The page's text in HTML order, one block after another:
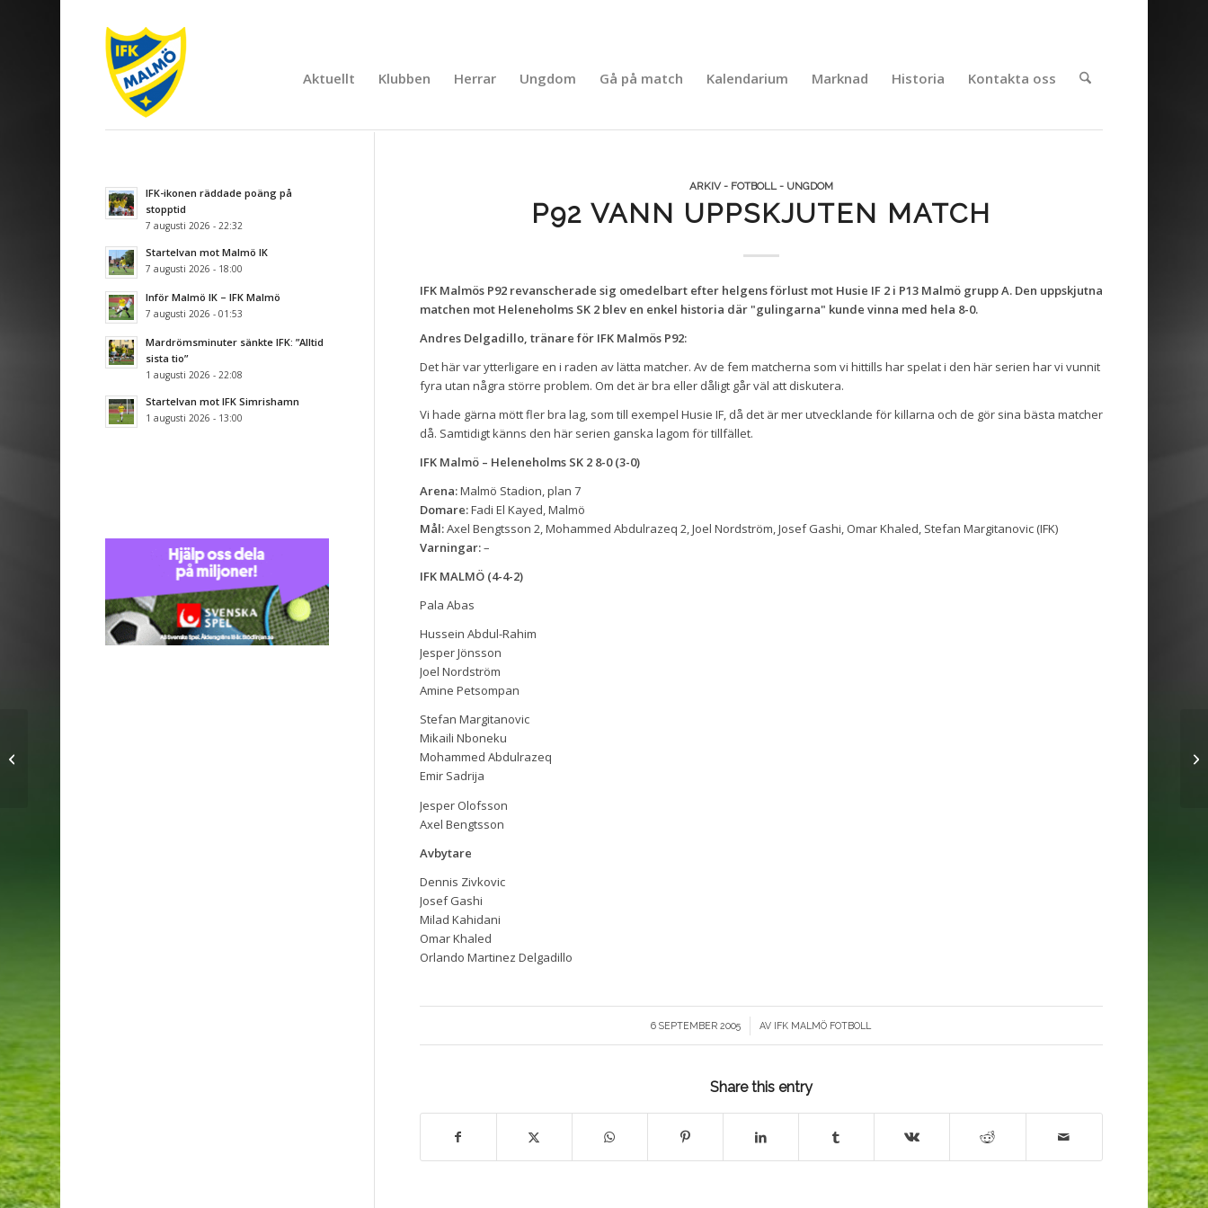
Aktuellt Klubben Herrar Ungdom Gå på match Kalendarium Marknad Historia Kontakta oss
ARKIV - FOTBOLL - UNGDOM
P92 VANN UPPSKJUTEN MATCH
IFK Malmös P92 revanscherade sig omedelbart efter helgens förlust mot Husie IF 2 i P13 Malmö grupp A. Den uppskjutna
matchen mot Heleneholms SK 2 blev en enkel historia där "gulingarna" kunde vinna med hela 8-0.
Andres Delgadillo, tränare för IFK Malmös P92:
Det här var ytterligare en i raden av lätta matcher. Av de fem matcherna som vi hittills har spelat i den här serien har vi vunnit
fyra utan några större problem. Om det är bra eller dåligt går väl att diskutera.
Vi hade gärna mött fler bra lag, som till exempel Husie IF, då det är mer utvecklande för killarna och de gör sina bästa matcher
då. Samtidigt känns den här serien ganska lagom för tillfället.
IFK Malmö – Heleneholms SK 2 8-0 (3-0)
Arena:Malmö Stadion, plan 7
Domare:Fadi El Kayed, Malmö
Mål:Axel Bengtsson 2, Mohammed Abdulrazeq 2, Joel Nordström, Josef Gashi, Omar Khaled, Stefan Margitanovic (IFK)
Varningar:–
IFK MALMÖ (4-4-2)
Pala Abas
Hussein Abdul-Rahim
Jesper Jönsson
Joel Nordström
Amine Petsompan
Stefan Margitanovic
Mikaili Nboneku
Mohammed Abdulrazeq
Emir Sadrija
Jesper Olofsson
Axel Bengtsson
Avbytare
Dennis Zivkovic
Josef Gashi
Milad Kahidani
Omar Khaled
Orlando Martinez Delgadillo
6 SEPTEMBER 2005
/ AV IFK MALMÖ FOTBOLL
Share this entry
IFK-ikonen räddade poäng på
stopptid
7 augusti 2026 - 22:32
Startelvan mot Malmö IK
7 augusti 2026 - 18:00
Inför Malmö IK – IFK Malmö
7 augusti 2026 - 01:53
Mardrömsminuter sänkte IFK: ”Alltid
sista tio”
1 augusti 2026 - 22:08
Startelvan mot IFK Simrishamn
1 augusti 2026 - 13:00